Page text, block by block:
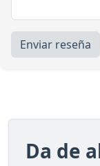
Enviar reseña
Da de